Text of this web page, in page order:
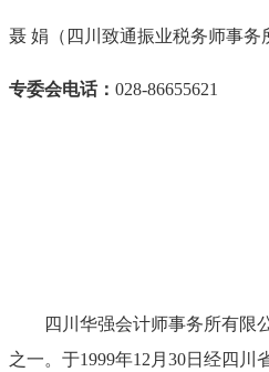
聂 娟（四川致通振业税务师事务
专委会电话： 028-86655621
四川华强会计师事务所有限
之一。于1999年12 月 30日经四川